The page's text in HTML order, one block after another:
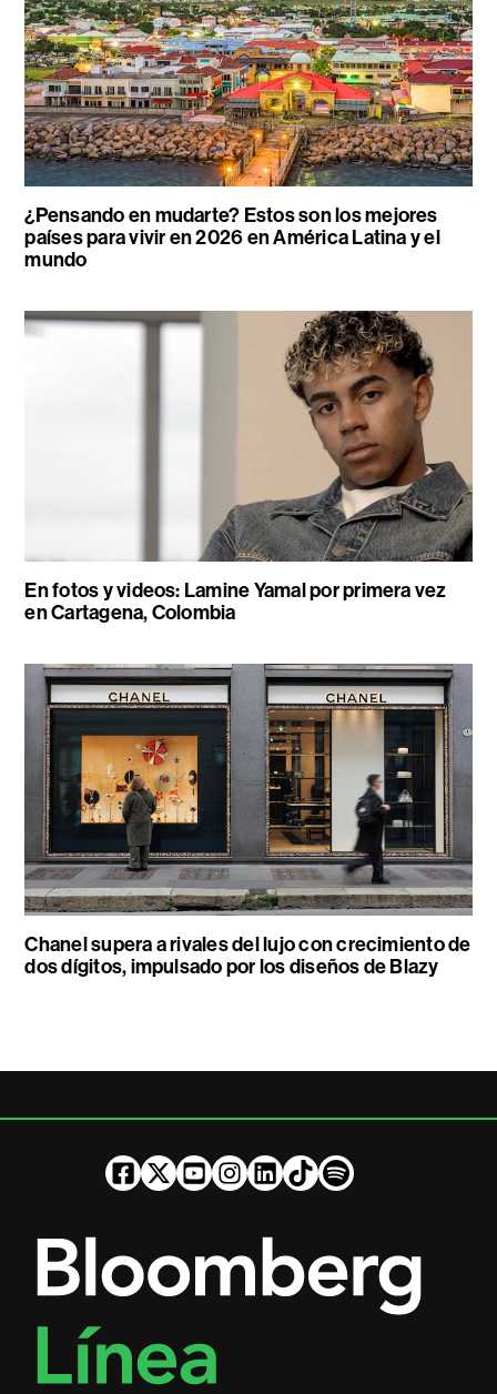
¿Pensando en mudarte? Estos son los mejores
países para vivir en 2026 en América Latina y el
mundo
En fotos y videos: Lamine Yamal por primera vez
en Cartagena, Colombia
Chanel supera a rivales del lujo con crecimiento de
dos dígitos, impulsado por los diseños de Blazy